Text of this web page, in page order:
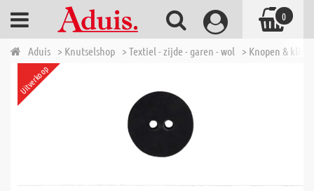
Aduis > Knutselshop > Textiel - zijde - garen - wol > Knopen &
Uitverkoop
0